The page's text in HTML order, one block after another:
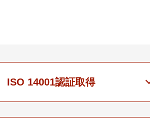
ISO 14001認証取得